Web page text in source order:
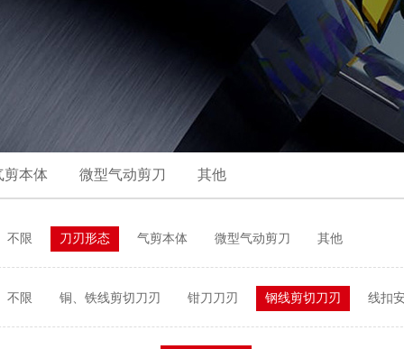
剪本体 微型气动剪刀 其他
不限 刀刃形态 气剪本体 微型气动剪刀 其他
不限 铜、铁线剪切刀刃 钳刀刀刃 钢线剪切刀刃 线扣